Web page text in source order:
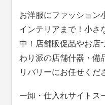
お洋服にファッション
インテリアまで！小さ
中！店舗販促品やお
わり派の店舗什器・備
リバリーにお任せくだ
ー卸・仕入れサイトス